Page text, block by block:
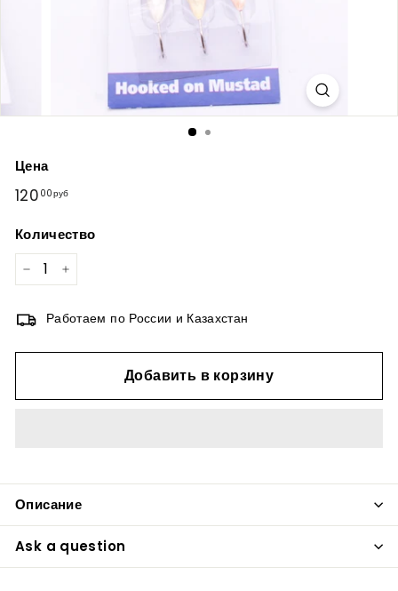
Цена
Обычная
120 00руб
Количество
Работаем по России и Казахстан
Добавить в корзину
Описание
Ask a question